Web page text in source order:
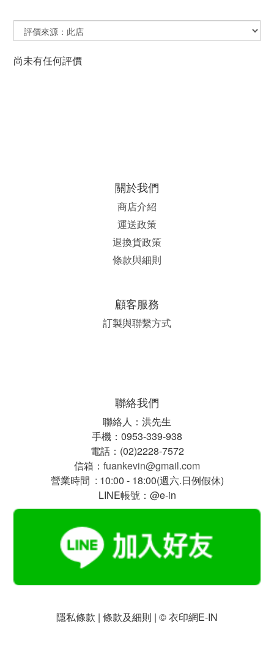
尚未有任何評價
關於我們
商店介紹
運送政策
退換貨政策
條款與細則
顧客服務
訂製與聯繫方式
聯絡我們
聯絡人：洪先生
手機：0953-339-938
電話：(02)2228-7572
信箱： fuankevin@gmail.com
營業時間 : 10:00 - 18:00(週六.日例假休)
LINE帳號：@e-in
隱私條款 | 條款及細則 | © 衣印網E-IN